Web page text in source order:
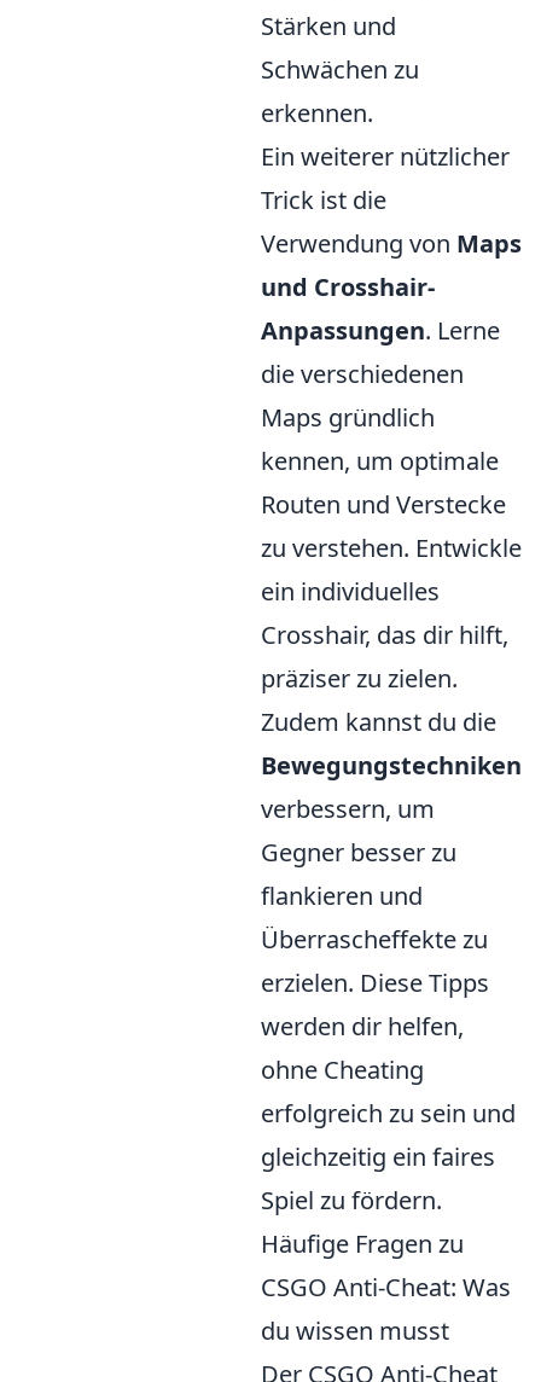
Stärken und
Schwächen zu
erkennen.
Ein weiterer nützlicher
Trick ist die
Verwendung von Maps
und Crosshair-
Anpassungen. Lerne
die verschiedenen
Maps gründlich
kennen, um optimale
Routen und Verstecke
zu verstehen. Entwickle
ein individuelles
Crosshair, das dir hilft,
präziser zu zielen.
Zudem kannst du die
Bewegungstechniken
verbessern, um
Gegner besser zu
flankieren und
Überrascheffekte zu
erzielen. Diese Tipps
werden dir helfen,
ohne Cheating
erfolgreich zu sein und
gleichzeitig ein faires
Spiel zu fördern.
Häufige Fragen zu
CSGO Anti-Cheat: Was
du wissen musst
Der CSGO Anti-Cheat